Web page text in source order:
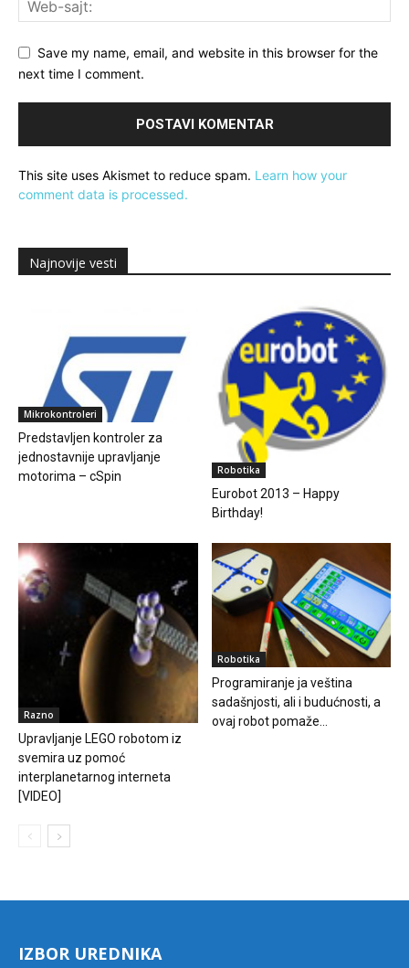
Save my name, email, and website in this browser for the
next time I comment.
This site uses Akismet to reduce spam. Learn how your
comment data is processed.
Najnovije vesti
Mikrokontroleri
Predstavljen kontroler za
jednostavnije upravljanje
motorima – cSpin
Robotika
Eurobot 2013 – Happy
Birthday!
Razno
Upravljanje LEGO robotom iz
svemira uz pomoć
interplanetarnog interneta
[VIDEO]
Robotika
Programiranje ja veština
sadašnjosti, ali i budućnosti, a
ovaj robot pomaže...
IZBOR UREDNIKA